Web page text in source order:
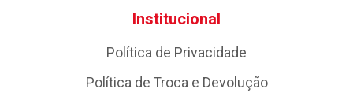
Institucional
Política de Privacidade
Política de Troca e Devolução